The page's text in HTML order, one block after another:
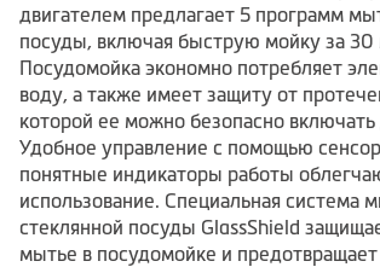
двигателем предлагает 5 программ
посуды, включая быструю мойку за 30
Посудомойка экономно потребляет
воду, а также имеет защиту от
которой ее можно безопасно
Удобное управление с помощью
понятные индикаторы работы
использование. Специальная система
стеклянной посуды GlassShield
мытье в посудомойке и